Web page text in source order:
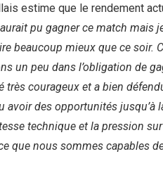
estime que le rendement
pu gagner ce match mais
beaucoup mieux que ce soir.
un peu dans l’obligation de
très courageux et a bien
avoir des opportunités jusqu’à
technique et la pression sur
que nous sommes capables